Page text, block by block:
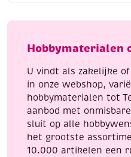
Hobbymaterialen
U vindt als zakelijke
in onze webshop,
hobbymaterialen tot
aanbod met
sluit op alle
het grootste
10.000 artikelen een